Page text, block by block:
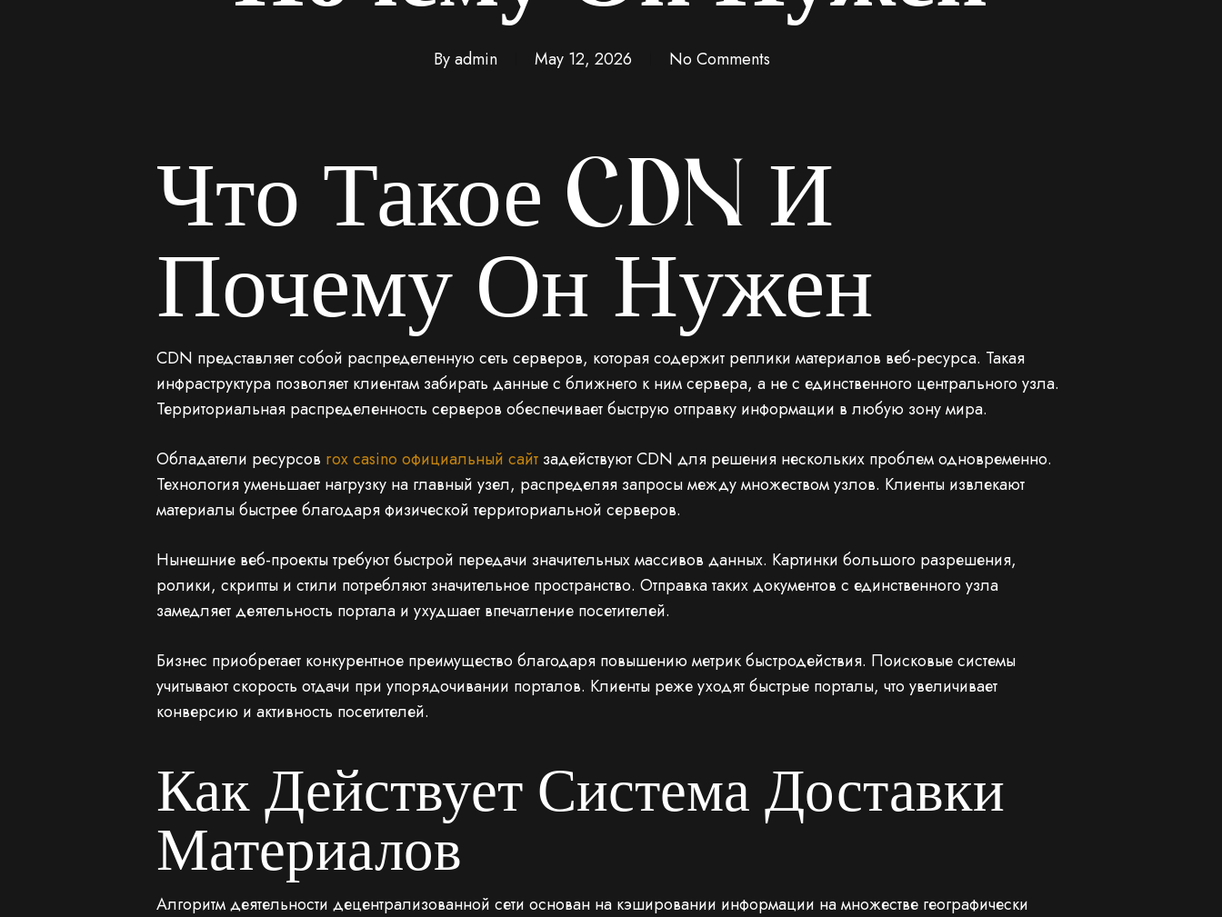
Byadmin May 12, 2026 No Comments
Что Такое CDN И
Почему Он Нужен
CDN представляет собой распределенную сеть серверов, которая содержит реплики материалов веб-ресурса. Такая
инфраструктура позволяет клиентам забирать данные с ближнего к ним сервера, а не с единственного центрального узла.
Территориальная распределенность серверов обеспечивает быструю отправку информации в любую зону мира.
Обладатели ресурсов rox casino официальный сайт задействуют CDN для решения нескольких проблем одновременно.
Технология уменьшает нагрузку на главный узел, распределяя запросы между множеством узлов. Клиенты извлекают
материалы быстрее благодаря физической территориальной серверов.
Нынешние веб-проекты требуют быстрой передачи значительных массивов данных. Картинки большого разрешения,
ролики, скрипты и стили потребляют значительное пространство. Отправка таких документов с единственного узла
замедляет деятельность портала и ухудшает впечатление посетителей.
Бизнес приобретает конкурентное преимущество благодаря повышению метрик быстродействия. Поисковые системы
учитывают скорость отдачи при упорядочивании порталов. Клиенты реже уходят быстрые порталы, что увеличивает
конверсию и активность посетителей.
Как Действует Система Доставки
Материалов
Алгоритм деятельности децентрализованной сети основан на кэшировании информации на множестве географически